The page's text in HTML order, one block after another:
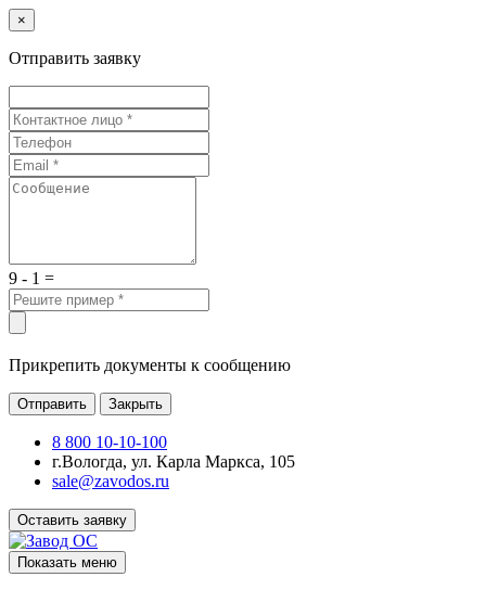
×
Отправить заявку
9 - 1 =
Прикрепить документы к сообщению
Отправить Закрыть
8 800 10-10-100
г.Вологда, ул. Карла Маркса, 105
sale@zavodos.ru
Оставить заявку
Показать меню